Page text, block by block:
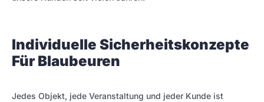
Individuelle Sicherheitskonzepte
Für Blaubeuren
Jedes Objekt, jede Veranstaltung und jeder Kunde ist